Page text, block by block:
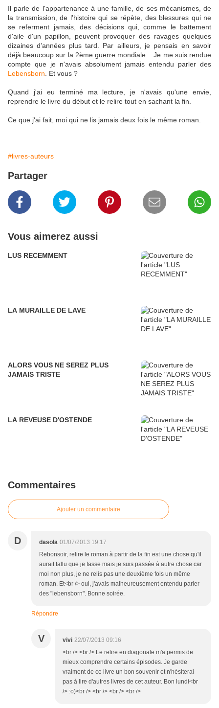
Il parle de l'appartenance à une famille, de ses mécanismes, de
la transmission, de l'histoire qui se répète, des blessures qui ne
se referment jamais, des décisions qui, comme le battement
d'aile d'un papillon, peuvent provoquer des ravages quelques
dizaines d'années plus tard. Par ailleurs, je pensais en savoir
déjà beaucoup sur la 2ème guerre mondiale... Je me suis rendue
compte que je n'avais absolument jamais entendu parler des
Lebensborn . Et vous ?
Quand j'ai eu terminé ma lecture, je n'avais qu'une envie,
reprendre le livre du début et le relire tout en sachant la fin.
Ce que j'ai fait, moi qui ne lis jamais deux fois le même roman.
#livres-auteurs
Partager
Vous aimerez aussi
LUS RECEMMENT
LA MURAILLE DE LAVE
ALORS VOUS NE SEREZ PLUS
JAMAIS TRISTE
LA REVEUSE D'OSTENDE
Commentaires
Ajouter un commentaire
D dasola 01/07/2013 19:17
Rebonsoir, relire le roman à partir de la fin est une chose qu'il
aurait fallu que je fasse mais je suis passée à autre chose car
moi non plus, je ne relis pas une deuxième fois un même
roman. Et<br /> oui, j'avais malheureusement entendu parler
des "lebensborn". Bonne soirée.
Répondre
V vivi 22/07/2013 09:16
<br /> <br /> Le relire en diagonale m'a permis de
mieux comprendre certains épisodes. Je garde
vraiment de ce livre un bon souvenir et n'hésiterai
pas à lire d'autres livres de cet auteur. Bon lundi<br
/> :o)<br /> <br /> <br /> <br />